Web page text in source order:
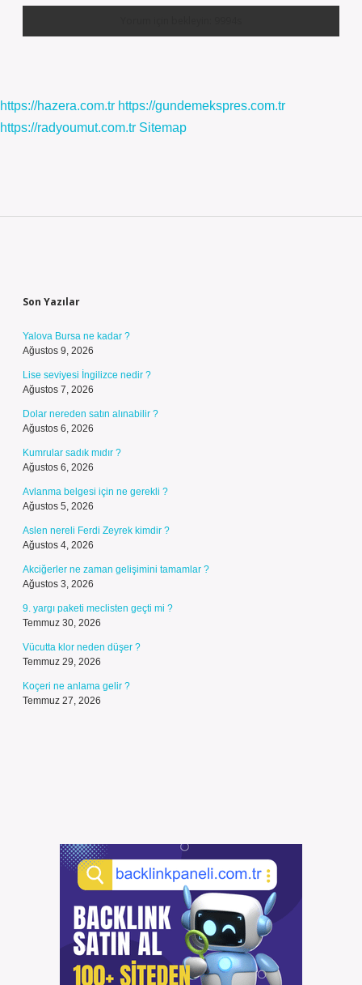
https://hazera.com.tr https://gundemekspres.com.tr
https://radyoumut.com.tr Sitemap
Son Yazılar
Yalova Bursa ne kadar ?
Ağustos 9, 2026
Lise seviyesi İngilizce nedir ?
Ağustos 7, 2026
Dolar nereden satın alınabilir ?
Ağustos 6, 2026
Kumrular sadık mıdır ?
Ağustos 6, 2026
Avlanma belgesi için ne gerekli ?
Ağustos 5, 2026
Aslen nereli Ferdi Zeyrek kimdir ?
Ağustos 4, 2026
Akciğerler ne zaman gelişimini tamamlar ?
Ağustos 3, 2026
9. yargı paketi meclisten geçti mi ?
Temmuz 30, 2026
Vücutta klor neden düşer ?
Temmuz 29, 2026
Koçeri ne anlama gelir ?
Temmuz 27, 2026